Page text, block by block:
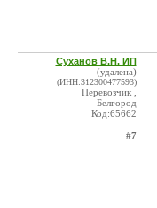
Суханов В.Н. ИП
(удалена)
(ИНН:312300477593)
Перевозчик ,
Белгород
Код:65662
#7